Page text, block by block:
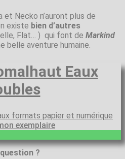
et Necko n’auront plus de
existe bien d’autres
Flat… ) qui font de Markind
belle aventure humaine.
Eaux
formats papier et numérique
exemplaire
?